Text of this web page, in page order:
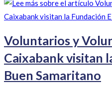
Voluntarios y
Caixabank visitan
Buen Samaritano